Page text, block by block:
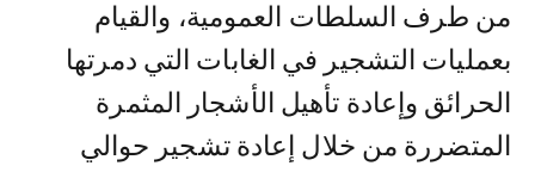
من طرف السلطات العمومية، والقيام
بعمليات التشجير في الغابات التي دمرتها
الحرائق وإعادة تأهيل ‏الأشجار المثمرة
المتضررة من خلال إعادة تشجير حوالي